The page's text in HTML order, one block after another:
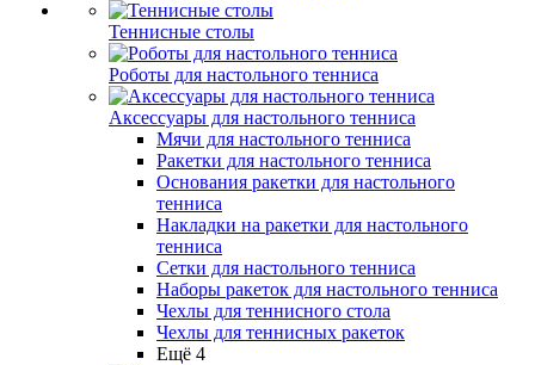
Теннисные столы
Роботы для настольного тенниса
Аксессуары для настольного тенниса
Мячи для настольного тенниса
Ракетки для настольного тенниса
Основания ракетки для настольного
тенниса
Накладки на ракетки для настольного
тенниса
Сетки для настольного тенниса
Наборы ракеток для настольного тенниса
Чехлы для теннисного стола
Чехлы для теннисных ракеток
Ещё 4